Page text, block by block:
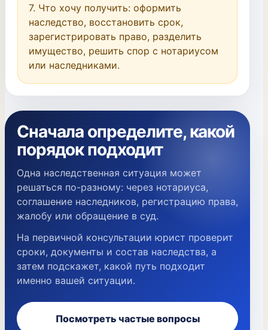
7. Что хочу получить: оформить
наследство, восстановить срок,
зарегистрировать право, разделить
имущество, решить спор с нотариусом
или наследниками.
Сначала определите, какой
порядок подходит
Одна наследственная ситуация может
решаться по-разному: через нотариуса,
соглашение наследников, регистрацию права,
жалобу или обращение в суд.
На первичной консультации юрист проверит
сроки, документы и состав наследства, а
затем подскажет, какой путь подходит
именно вашей ситуации.
Посмотреть частые вопросы